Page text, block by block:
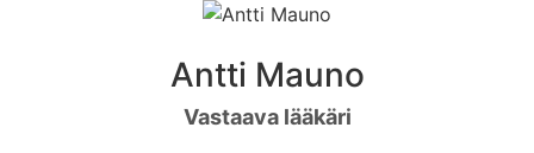
Antti Mauno
Vastaava lääkäri